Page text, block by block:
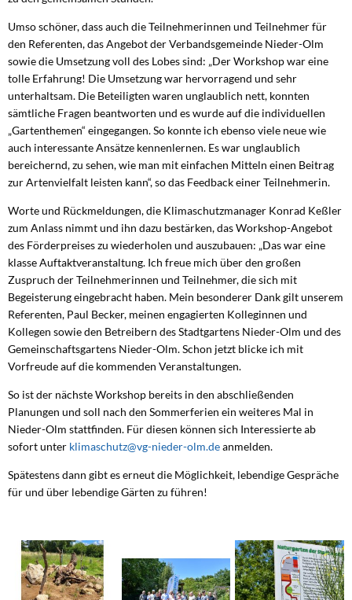
Umso schöner, dass auch die Teilnehmerinnen und Teilnehmer für
den Referenten, das Angebot der Verbandsgemeinde Nieder-Olm
sowie die Umsetzung voll des Lobes sind: „Der Workshop war eine
tolle Erfahrung! Die Umsetzung war hervorragend und sehr
unterhaltsam. Die Beteiligten waren unglaublich nett, konnten
sämtliche Fragen beantworten und es wurde auf die individuellen
„Gartenthemen“ eingegangen. So konnte ich ebenso viele neue wie
auch interessante Ansätze kennenlernen. Es war unglaublich
bereichernd, zu sehen, wie man mit einfachen Mitteln einen Beitrag
zur Artenvielfalt leisten kann“, so das Feedback einer Teilnehmerin.
Worte und Rückmeldungen, die Klimaschutzmanager Konrad Keßler
zum Anlass nimmt und ihn dazu bestärken, das Workshop-Angebot
des Förderpreises zu wiederholen und auszubauen: „Das war eine
klasse Auftaktveranstaltung. Ich freue mich über den großen
Zuspruch der Teilnehmerinnen und Teilnehmer, die sich mit
Begeisterung eingebracht haben. Mein besonderer Dank gilt unserem
Referenten, Paul Becker, meinen engagierten Kolleginnen und
Kollegen sowie den Betreibern des Stadtgartens Nieder-Olm und des
Gemeinschaftsgartens Nieder-Olm. Schon jetzt blicke ich mit
Vorfreude auf die kommenden Veranstaltungen.
So ist der nächste Workshop bereits in den abschließenden
Planungen und soll nach den Sommerferien ein weiteres Mal in
Nieder-Olm stattfinden. Für diesen können sich Interessierte ab
sofort unter klimaschutz@vg-nieder-olm.deanmelden.
Spätestens dann gibt es erneut die Möglichkeit, lebendige Gespräche
für und über lebendige Gärten zu führen!